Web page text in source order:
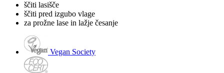
ščiti lasišče
ščiti pred izgubo vlage
za prožne lase in lažje česanje
Vegan Society